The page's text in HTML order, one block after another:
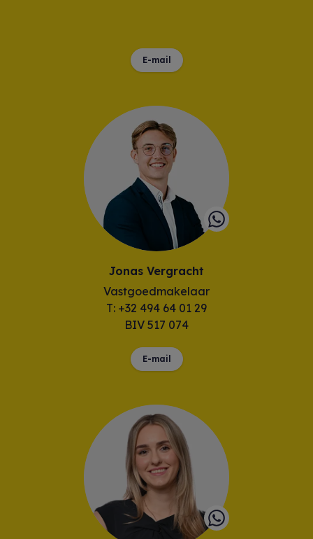
E-mail
Jonas Vergracht
Vastgoedmakelaar
T: +32 494 64 01 29
BIV 517 074
E-mail